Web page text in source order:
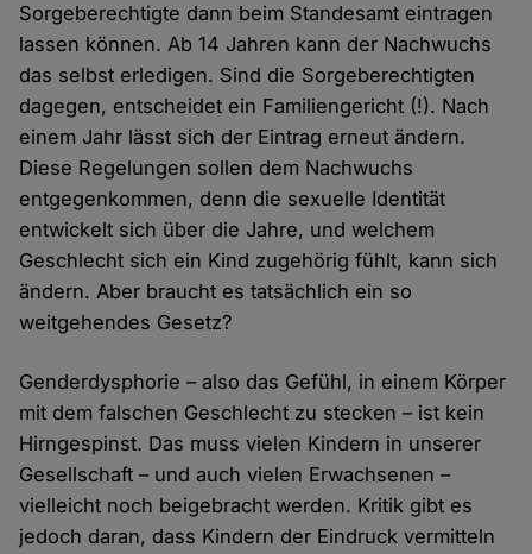
Sorgeberechtigte dann beim Standesamt eintragen
lassen können. Ab 14 Jahren kann der Nachwuchs
das selbst erledigen. Sind die Sorgeberechtigten
dagegen, entscheidet ein Familiengericht (!). Nach
einem Jahr lässt sich der Eintrag erneut ändern.
Diese Regelungen sollen dem Nachwuchs
entgegenkommen, denn die sexuelle Identität
entwickelt sich über die Jahre, und welchem
Geschlecht sich ein Kind zugehörig fühlt, kann sich
ändern. Aber braucht es tatsächlich ein so
weitgehendes Gesetz?
Genderdysphorie – also das Gefühl, in einem Körper
mit dem falschen Geschlecht zu stecken – ist kein
Hirngespinst. Das muss vielen Kindern in unserer
Gesellschaft – und auch vielen Erwachsenen –
vielleicht noch beigebracht werden. Kritik gibt es
jedoch daran, dass Kindern der Eindruck vermitteln